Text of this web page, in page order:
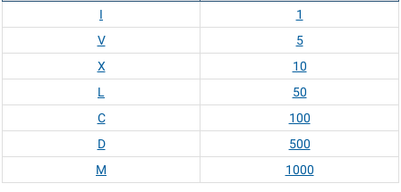
I
1
V
5
X
10
L
50
C
100
D
500
M
1000